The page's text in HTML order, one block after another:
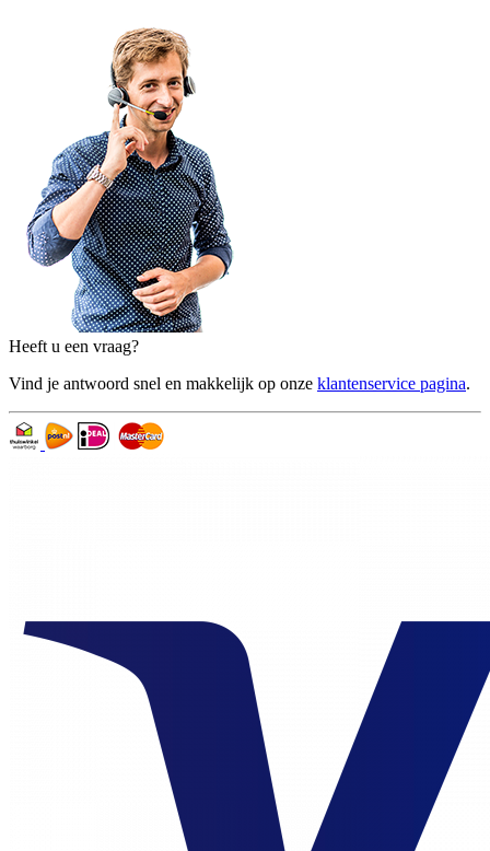
Heeft u een vraag?
Vind je antwoord snel en makkelijk op onze klantenservice pagina.